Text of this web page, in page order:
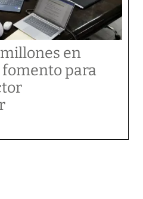
en
para